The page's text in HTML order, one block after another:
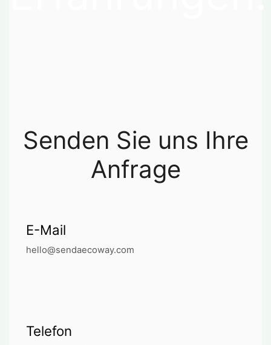
Senden Sie uns Ihre
Anfrage
E-Mail
hello@sendaecoway.com
Telefon